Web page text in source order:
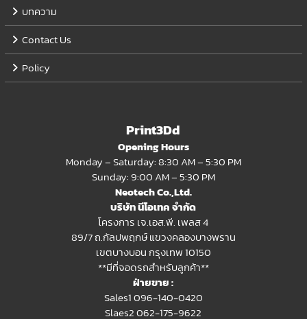
บทความ
Contact Us
Policy
Print3Dd
Opening Hours
Monday – Saturday: 8:30 AM – 5:30 PM
Sunday: 9:00 AM – 5:30 PM
Neotech Co.,Ltd.
บริษัท นีโอเทค จำกัด
โครงการ เจ.เอส.พี. เพลส 4
89/7 ถ.กัลปพฤกษ์ แขวงคลองบางพราน
เขตบางบอน กรุงเทพ 10150
**มีที่จอดรถสำหรับลูกค้า**
ฝ่ายขาย :
Sales1 096-140-0420
Slaes2062-175-9622